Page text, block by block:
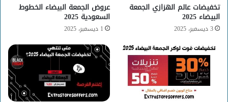
تخفيضات عالم الهزازي الجمعة
البيضاء 2025
3 ديسمبر، 2025
عروض الجمعة البيضاء الخطوط
السعودية 2025
1 ديسمبر، 2025